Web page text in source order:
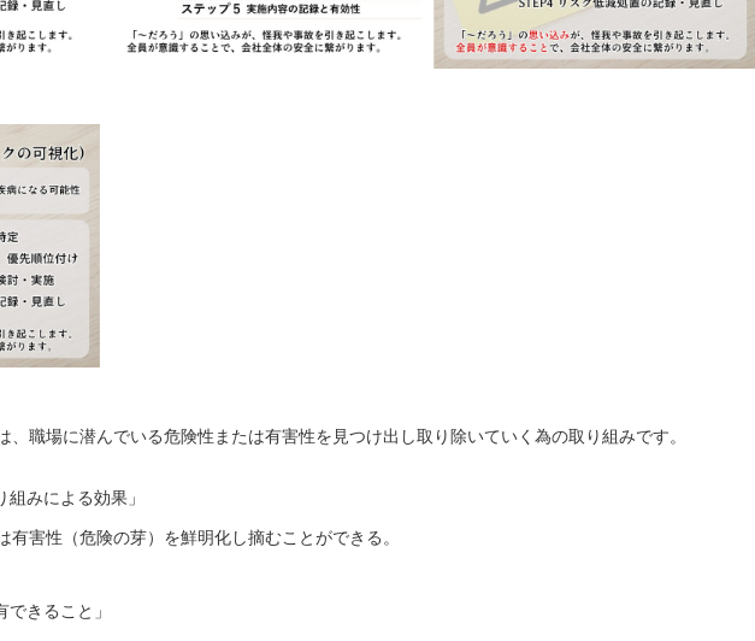
、職場に潜んでいる危険性または有害性を見つけ出し取り除いていく為の取り組みです。
みによる効果」
害性（危険の芽）を鮮明化し摘むことができる。
きること」